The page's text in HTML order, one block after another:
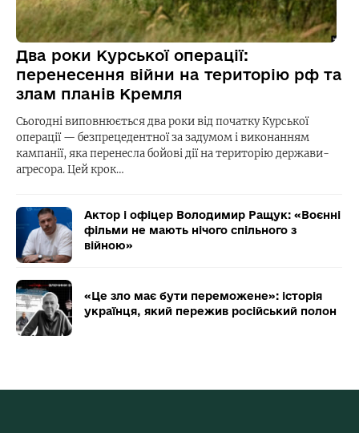
Два роки Курської операції:
перенесення війни на територію рф та
злам планів Кремля
Сьогодні виповнюється два роки від початку Курської
операції — безпрецедентної за задумом і виконанням
кампанії, яка перенесла бойові дії на територію держави-
агресора. Цей крок…
Актор і офіцер Володимир Ращук: «Воєнні
фільми не мають нічого спільного з
війною»
«Це зло має бути переможене»: історія
українця, який пережив російський полон